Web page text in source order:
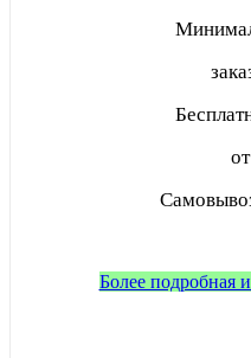
от
Более подробная